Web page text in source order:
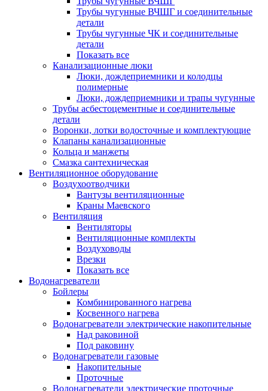
Трубы чугунные ВЧШГ и соединительные
детали
Трубы чугунные ЧК и соединительные
детали
Показать все
Канализационные люки
Люки, дождеприемники и колодцы
полимерные
Люки, дождеприемники и трапы чугунные
Трубы асбестоцементные и соединительные
детали
Воронки, лотки водосточные и комплектующие
Клапаны канализационные
Кольца и манжеты
Смазка сантехническая
Вентиляционное оборудование
Воздухоотводчики
Вантузы вентиляционные
Краны Маевского
Вентиляция
Вентиляторы
Вентиляционные комплекты
Воздуховоды
Врезки
Показать все
Водонагреватели
Бойлеры
Комбинированного нагрева
Косвенного нагрева
Водонагреватели электрические накопительные
Над раковиной
Под раковину
Водонагреватели газовые
Накопительные
Проточные
Водонагреватели электрические проточные